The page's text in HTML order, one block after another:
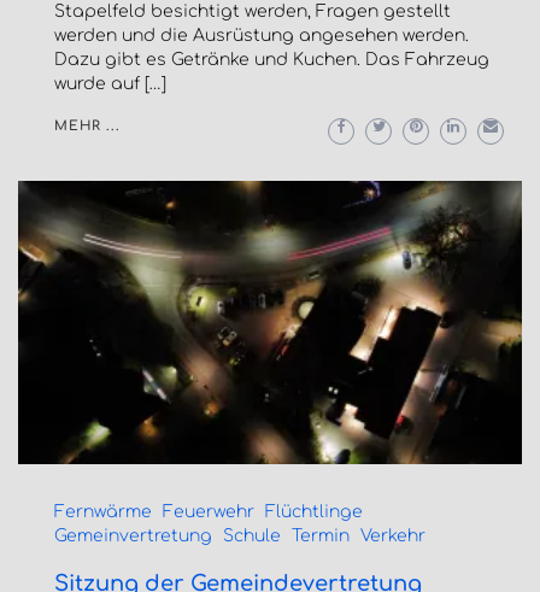
Stapelfeld besichtigt werden, Fragen gestellt
werden und die Ausrüstung angesehen werden.
Dazu gibt es Getränke und Kuchen. Das Fahrzeug
wurde auf […]
MEHR ...
Fernwärme Feuerwehr
Flüchtlinge
Gemeinvertretung
Schule Termin Verkehr
Sitzung der Gemeindevertretung